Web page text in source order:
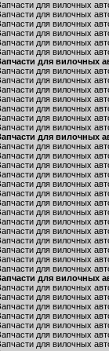
для вилочных
для вилочных
для вилочных
для вилочных
для вилочных
для вилочных
для вилочных
для вилочных
для вилочных
для вилочных
для вилочных
для вилочных
для вилочных
для вилочных
для вилочных
для вилочных
для вилочных
для вилочных
для вилочных
для вилочных
для вилочных
для вилочных
для вилочных
для вилочных
для вилочных
для вилочных
для вилочных
для вилочных
для вилочных
для вилочных
для вилочных
для вилочных
для вилочных
для вилочных
для вилочных
для вилочных
для вилочных